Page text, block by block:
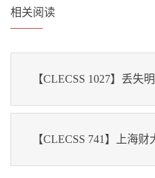
相关阅读
【CLECSS 1027】丢失
【CLECSS 741】上海